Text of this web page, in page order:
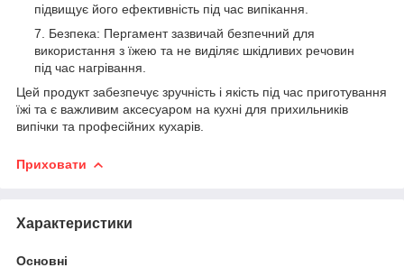
підвищує його ефективність під час випікання.
Безпека: Пергамент зазвичай безпечний для
використання з їжею та не виділяє шкідливих речовин
під час нагрівання.
Цей продукт забезпечує зручність і якість під час приготування
їжі та є важливим аксесуаром на кухні для прихильників
випічки та професійних кухарів.
Приховати
Характеристики
Основні